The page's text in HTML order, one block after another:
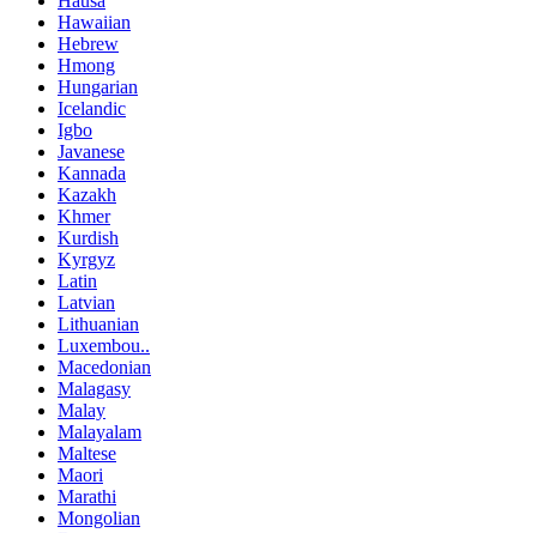
Hawaiian
Hebrew
Hmong
Hungarian
Icelandic
Igbo
Javanese
Kannada
Kazakh
Khmer
Kurdish
Kyrgyz
Latin
Latvian
Lithuanian
Luxembou..
Macedonian
Malagasy
Malay
Malayalam
Maltese
Maori
Marathi
Mongolian